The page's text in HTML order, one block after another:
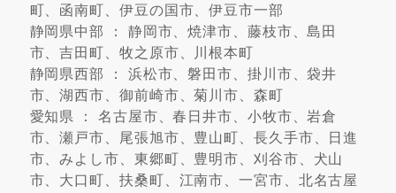
町、函南町、伊豆の国市、伊豆市一部
静岡県中部 ： 静岡市、焼津市、藤枝市、島田
市、吉田町、牧之原市、川根本町
静岡県西部 ： 浜松市、磐田市、掛川市、袋井
市、湖西市、御前崎市、菊川市、森町
愛知県 ： 名古屋市、春日井市、小牧市、岩倉
市、瀬戸市、尾張旭市、豊山町、長久手市、日進
市、みよし市、東郷町、豊明市、刈谷市、犬山
市、大口町、扶桑町、江南市、一宮市、北名古屋